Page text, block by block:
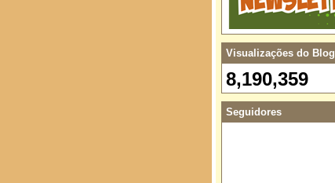
Visualizações do Blog
8,190,359
Seguidores